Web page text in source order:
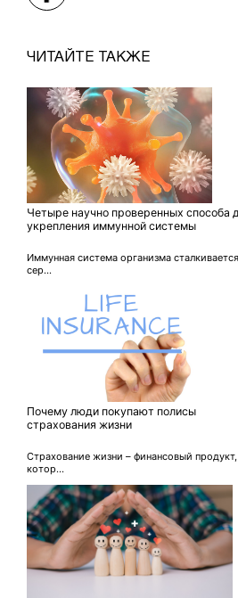
ЧИТАЙТЕ ТАКЖЕ
Четыре научно проверенных способа
укрепления иммунной системы
Иммунная система организма
сер...
Почему люди покупают полисы
страхования жизни
Страхование жизни – финансовый продукт,
котор...